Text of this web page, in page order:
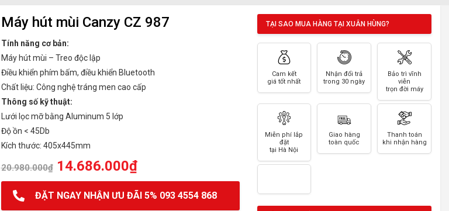
Máy hút mùi Canzy CZ 987
Tính năng cơ bản:
Máy hút mùi – Treo độc lập
Điều khiển phím bấm, điều khiển Bluetooth
Chất liệu: Công nghệ tráng men cao cấp
Thông số kỹ thuật:
Lưới lọc mỡ bằng Aluminum 5 lớp
Độ ồn < 45Db
Kích thước: 405x445mm
20.980.000₫ 14.686.000₫
ĐẶT NGAY NHẬN ƯU ĐÃI 5% 093 4554 868
TẠI SAO MUA HÀNG TẠI XUÂN HÙNG?
Cam kết
giá tốt nhất
Nhận đổi trả
trong 30 ngày
Bảo trì vĩnh
viễn
trọn đời máy
Miễn phí lắp
đặt
tại Hà Nội
Giao hàng
toàn quốc
Thanh toán
khi nhận hàng